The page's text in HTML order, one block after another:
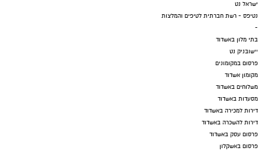
ישראל נט
נטיפס - רשת חברתית לטיפים והמלצות
-
בתי מלון באשדוד
יישובניק נט
פרסום במקומונים
מקומון אשדוד
משלוחים באשדוד
מסעדות באשדוד
דירות למכירה באשדוד
דירות להשכרה באשדוד
פרסום עסק באשדוד
פרסום באשקלון